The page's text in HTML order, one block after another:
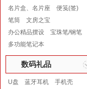
名片盒、名片座
便笺(签)
笔筒
文房之宝
办公精品摆设
宝珠笔/钢笔
多功能笔记本
数码礼品
U盘 蓝牙耳机
手机壳